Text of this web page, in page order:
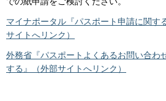
マイナポータル『パスポート申請に関す
サイトへリンク）
外務省『パスポートよくあるお問い合わ
する』（外部サイトへリンク）